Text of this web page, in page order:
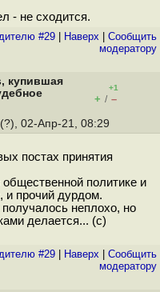
- не сходится.
#29 Наверх
Cообщить
модератору
купившая
+1
+ / –
(?), 02-Апр-21, 08:29
постах принятия
политике и
и прочий дурдом.
неплохо, но
делается... (с)
#29 Наверх
Cообщить
модератору